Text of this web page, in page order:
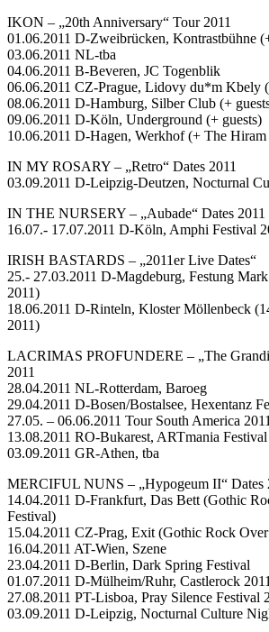
IKON – „20th Anniversary“ Tour 2011
01.06.2011 D-Zweibrücken, Kontrastbühne
03.06.2011 NL-tba
04.06.2011 B-Beveren, JC Togenblik
06.06.2011 CZ-Prague, Lidovy du*m Kbely
08.06.2011 D-Hamburg, Silber Club (+
09.06.2011 D-Köln, Underground (+ guests)
10.06.2011 D-Hagen, Werkhof (+ The
IN MY ROSARY – „Retro“ Dates 2011
03.09.2011 D-Leipzig-Deutzen, Nocturnal
IN THE NURSERY – „Aubade“ Dates 2011
16.07.- 17.07.2011 D-Köln, Amphi Festival
IRISH BASTARDS – „2011er Live Dates“
25.- 27.03.2011 D-Magdeburg, Festung
2011)
18.06.2011 D-Rinteln, Kloster Möllenbeck
2011)
LACRIMAS PROFUNDERE – „The
2011
28.04.2011 NL-Rotterdam, Baroeg
29.04.2011 D-Bosen/Bostalsee, Hexentanz
27.05. – 06.06.2011 Tour South America
13.08.2011 RO-Bukarest, ARTmania Festival
03.09.2011 GR-Athen, tba
MERCIFUL NUNS – „Hypogeum II“ Dates
14.04.2011 D-Frankfurt, Das Bett (Gothic
Festival)
15.04.2011 CZ-Prag, Exit (Gothic Rock
16.04.2011 AT-Wien, Szene
23.04.2011 D-Berlin, Dark Spring Festival
01.07.2011 D-Mülheim/Ruhr, Castlerock 2011
27.08.2011 PT-Lisboa, Pray Silence Festival
03.09.2011 D-Leipzig, Nocturnal Culture